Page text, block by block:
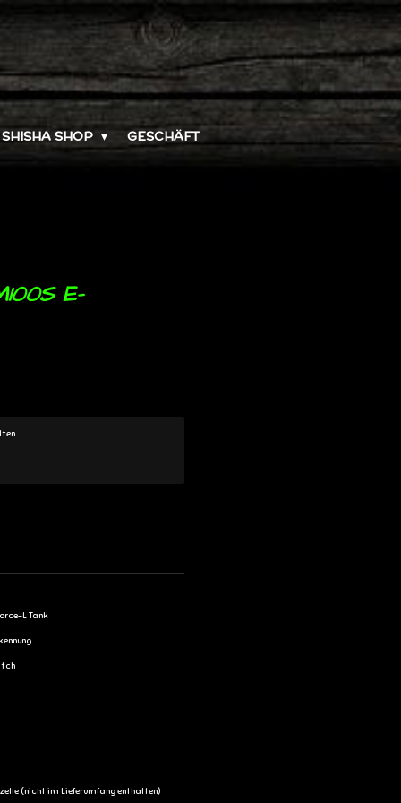
SHISHA SHOP
GESCHÄFT
E-
L Tank
(nicht im Lieferumfang enthalten)